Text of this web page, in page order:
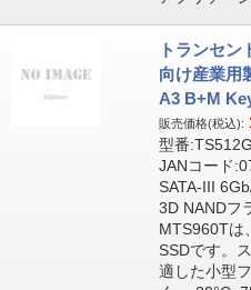
トランセン
向け産業用
A3 B+M
販売価格(税込):
型番
JANコード
SATA-III
3D NANDフ
MTS960Tは
SSDです。
適した小型